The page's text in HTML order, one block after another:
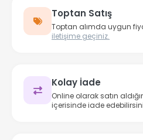
Toptan Satış
Toptan alımda uygun
iletişime geçiniz.
Kolay İade
Online olarak satın
içerisinde iade